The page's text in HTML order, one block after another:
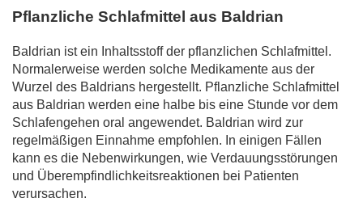
Pflanzliche Schlafmittel aus Baldrian
Baldrian ist ein Inhaltsstoff der pflanzlichen Schlafmittel.
Normalerweise werden solche Medikamente aus der
Wurzel des Baldrians hergestellt. Pflanzliche Schlafmittel
aus Baldrian werden eine halbe bis eine Stunde vor dem
Schlafengehen oral angewendet. Baldrian wird zur
regelmäßigen Einnahme empfohlen. In einigen Fällen
kann es die Nebenwirkungen, wie Verdauungsstörungen
und Überempfindlichkeitsreaktionen bei Patienten
verursachen.